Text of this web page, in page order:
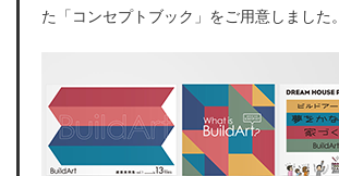
た「コンセプトブック」をご用意しました。